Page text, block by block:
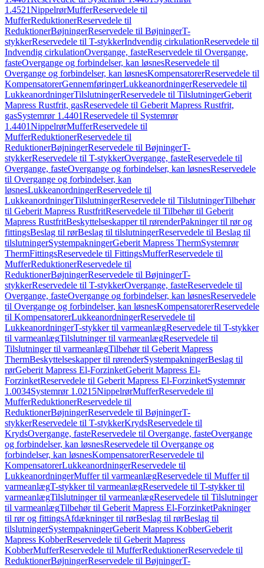
1.4521NippelrørMufferReservedele til
MufferReduktionerReservedele til
ReduktionerBøjningerReservedele til BøjningerT-
stykkerReservedele til T-stykkerIndvendig cirkulationReservedele til
Indvendig cirkulationOvergange, fasteReservedele til Overgange,
fasteOvergange og forbindelser, kan løsnesReservedele til
Overgange og forbindelser, kan løsnesKompensatorerReservedele til
KompensatorerGennemføringerLukkeanordningerReservedele til
LukkeanordningerTilslutningerReservedele til TilslutningerGeberit
Mapress Rustfrit, gasReservedele til Geberit Mapress Rustfrit,
gasSystemrør 1.4401Reservedele til Systemrør
1.4401NippelrørMufferReservedele til
MufferReduktionerReservedele til
ReduktionerBøjningerReservedele til BøjningerT-
stykkerReservedele til T-stykkerOvergange, fasteReservedele til
Overgange, fasteOvergange og forbindelser, kan løsnesReservedele
til Overgange og forbindelser, kan
løsnesLukkeanordningerReservedele til
LukkeanordningerTilslutningerReservedele til TilslutningerTilbehør
til Geberit Mapress RustfritReservedele til Tilbehør til Geberit
Mapress RustfritBeskyttelseskapper til rørenderPakninger til rør og
fittingsBeslag til rørBeslag til tilslutningerReservedele til Beslag til
tilslutningerSystempakningerGeberit Mapress ThermSystemrør
ThermFittingsReservedele til FittingsMufferReservedele til
MufferReduktionerReservedele til
ReduktionerBøjningerReservedele til BøjningerT-
stykkerReservedele til T-stykkerOvergange, fasteReservedele til
Overgange, fasteOvergange og forbindelser, kan løsnesReservedele
til Overgange og forbindelser, kan løsnesKompensatorerReservedele
til KompensatorerLukkeanordningerReservedele til
LukkeanordningerT-stykker til varmeanlægReservedele til T-stykker
til varmeanlægTilslutninger til varmeanlægReservedele til
Tilslutninger til varmeanlægTilbehør til Geberit Mapress
ThermBeskyttelseskapper til rørenderSystempakningerBeslag til
rørGeberit Mapress El-ForzinketGeberit Mapress El-
ForzinketReservedele til Geberit Mapress El-ForzinketSystemrør
1.0034Systemrør 1.0215NippelrørMufferReservedele til
MufferReduktionerReservedele til
ReduktionerBøjningerReservedele til BøjningerT-
stykkerReservedele til T-stykkerKrydsReservedele til
KrydsOvergange, fasteReservedele til Overgange, fasteOvergange
og forbindelser, kan løsnesReservedele til Overgange og
forbindelser, kan løsnesKompensatorerReservedele til
KompensatorerLukkeanordningerReservedele til
LukkeanordningerMuffer til varmeanlægReservedele til Muffer til
varmeanlægT-stykker til varmeanlægReservedele til T-stykker til
varmeanlægTilslutninger til varmeanlægReservedele til Tilslutninger
til varmeanlægTilbehør til Geberit Mapress El-ForzinketPakninger
til rør og fittingsAfdækninger til rørBeslag til rørBeslag til
tilslutningerSystempakningerGeberit Mapress KobberGeberit
Mapress KobberReservedele til Geberit Mapress
KobberMufferReservedele til MufferReduktionerReservedele til
ReduktionerBøjningerReservedele til BøjningerT-